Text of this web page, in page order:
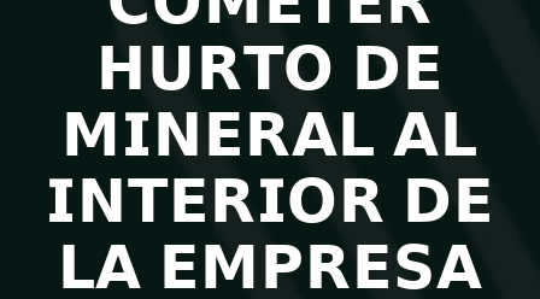
𝗛𝗨𝗥𝗧𝗢 𝗗𝗘
𝗠𝗜𝗡𝗘𝗥𝗔𝗟 𝗔𝗟
𝗜𝗡𝗧𝗘𝗥𝗜𝗢𝗥 𝗗𝗘
𝗟𝗔 𝗘𝗠𝗣𝗥𝗘𝗦𝗔